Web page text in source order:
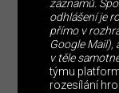
záznamů.
odhlášení je
přímo v
Google Mail),
v těle
týmu
rozesílání